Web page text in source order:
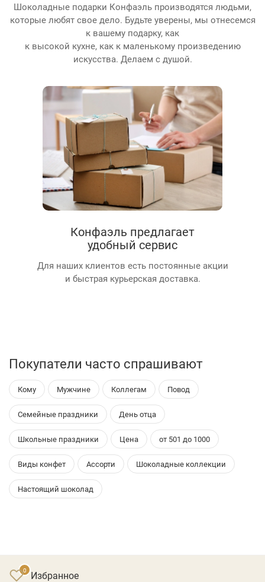
Шоколадные подарки Конфаэль производятся людьми,
которые любят свое дело. Будьте уверены, мы отнесемся
к вашему подарку, как
к высокой кухне, как к маленькому произведению
искусства. Делаем с душой.
Конфаэль предлагает
удобный сервис
Для наших клиентов есть постоянные акции
и быстрая курьерская доставка.
Покупатели часто спрашивают
Кому Мужчине Коллегам Повод
Семейные праздники День отца
Школьные праздники Цена от 501 до 1000
Виды конфет Ассорти Шоколадные коллекции
Настоящий шоколад
Избранное